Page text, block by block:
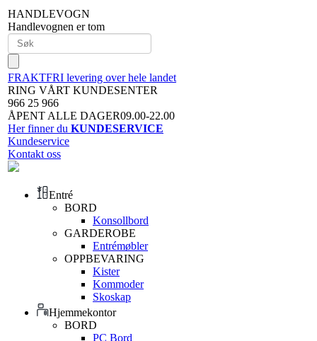
HANDLEVOGN
Handlevognen er tom
FRAKTFRI levering over hele landet
RING VÅRT KUNDESENTER
966 25 966
ÅPENT ALLE DAGER09.00-22.00
Her finner du KUNDESERVICE
Kundeservice
Kontakt oss
Entré
BORD
Konsollbord
GARDEROBE
Entrémøbler
OPPBEVARING
Kister
Kommoder
Skoskap
Hjemmekontor
BORD
PC Bord